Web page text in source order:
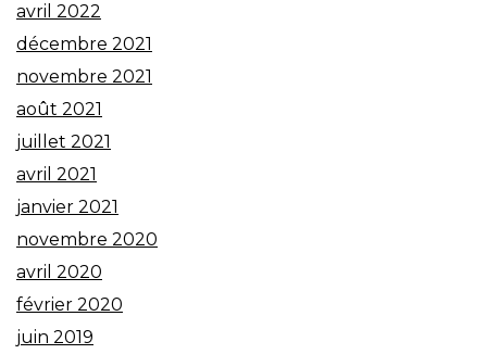
avril 2022
décembre 2021
novembre 2021
août 2021
juillet 2021
avril 2021
janvier 2021
novembre 2020
avril 2020
février 2020
juin 2019